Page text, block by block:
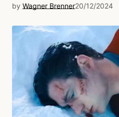
by Wagner Brenner20/12/2024